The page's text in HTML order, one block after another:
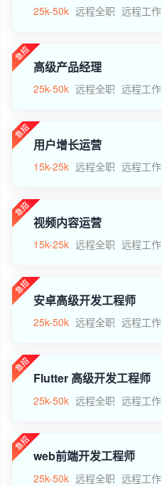
25k-50k 远程全职 远程工作
高级产品经理
25k-50k 远程全职 远程工作
用户增长运营
15k-25k 远程全职 远程工作
视频内容运营
15k-25k 远程全职 远程工作
安卓高级开发工程师
25k-50k 远程全职 远程工作
Flutter 高级开发工程师
25k-50k 远程全职 远程工作
web前端开发工程师
25k-50k 远程全职 远程工作